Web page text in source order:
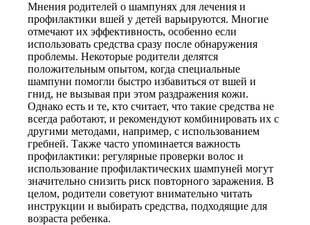
Мнения родителей о шампунях для лечения и
профилактики вшей у детей варьируются. Многие
отмечают их эффективность, особенно если
использовать средства сразу после обнаружения
проблемы. Некоторые родители делятся
положительным опытом, когда специальные
шампуни помогли быстро избавиться от вшей и
гнид, не вызывая при этом раздражения кожи.
Однако есть и те, кто считает, что такие средства не
всегда работают, и рекомендуют комбинировать их с
другими методами, например, с использованием
гребней. Также часто упоминается важность
профилактики: регулярные проверки волос и
использование профилактических шампуней могут
значительно снизить риск повторного заражения. В
целом, родители советуют внимательно читать
инструкции и выбирать средства, подходящие для
возраста ребенка.